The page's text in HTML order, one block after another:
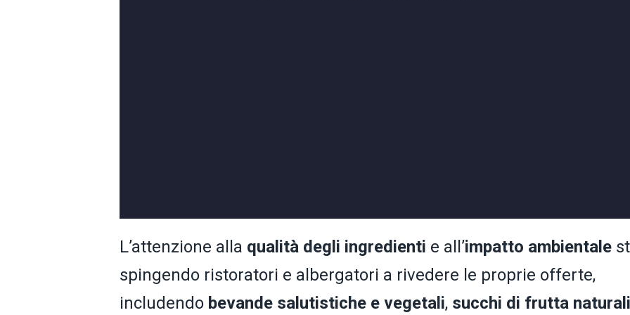
L’attenzione alla qualità degli ingredienti e all’impatto ambientale
spingendo ristoratori e albergatori a rivedere le proprie offerte,
includendo bevande salutistiche e vegetali, succhi di frutta naturali